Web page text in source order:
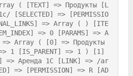
( [TEXT] => Продукты [L
[SELECTED] => [PERMISSIO
=> Array ( ) [ITE
=> 0 [PARAMS] => A
Array ( [0] => Продукты
=> 1 [IS_PARENT] => 1 ) [1]
=> Аренда 1С [LINK] => /ar
=> [PERMISSION] => R [AD